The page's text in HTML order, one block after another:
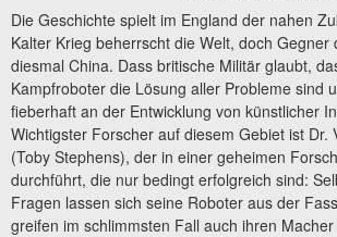
Die Geschichte spielt im England der nahen
Kalter Krieg beherrscht die Welt, doch Gegner
diesmal China. Dass britische Militär glaubt,
Kampfroboter die Lösung aller Probleme sind
fieberhaft an der Entwicklung von künstlicher
Wichtigster Forscher auf diesem Gebiet ist Dr.
(Toby Stephens), der in einer geheimen
durchführt, die nur bedingt erfolgreich sind:
Fragen lassen sich seine Roboter aus der
greifen im schlimmsten Fall auch ihren Macher